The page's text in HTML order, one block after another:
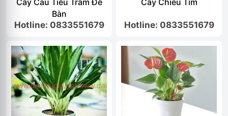
Cây Cau Tiểu Trâm Để
Bàn
Hotline: 0833551679
Cây Chiều Tím
Hotline: 0833551679